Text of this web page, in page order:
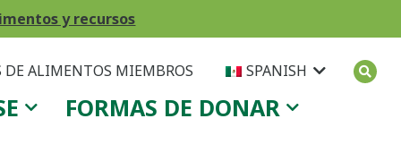
y recursos
DE ALIMENTOS MIEMBROS SPANISH
FORMAS DE DONAR